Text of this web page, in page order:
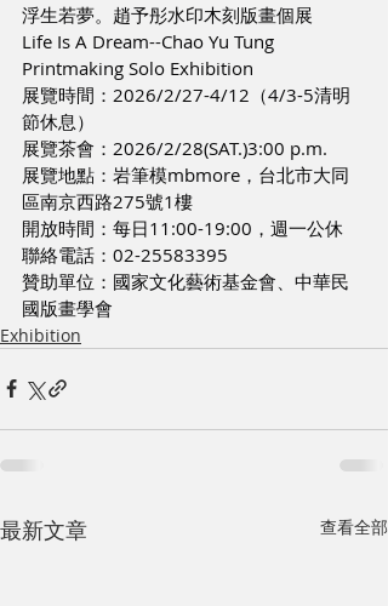
浮生若夢。趙予彤水印木刻版畫個展
Life Is A Dream--Chao Yu Tung
Printmaking Solo Exhibition
展覽時間：2026/2/27-4/12（4/3-5清明
節休息）
展覽茶會：2026/2/28(SAT.)3:00 p.m.
展覽地點：岩筆模mbmore，台北市大同
區南京西路275號1樓
開放時間：每日11:00-19:00，週一公休
聯絡電話：02-25583395
贊助單位：國家文化藝術基金會、中華民
國版畫學會
Exhibition
最新文章 查看全部